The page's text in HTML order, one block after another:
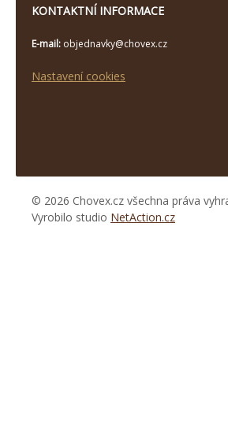
KONTAKTNÍ INFORMACE
E-mail: objednavky@chovex.cz
Nastavení cookies
© 2026 Chovex.cz všechna práva
Vyrobilo studio NetAction.cz